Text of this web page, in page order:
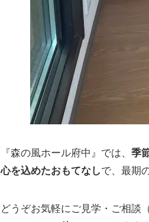
『森の風ホール府中』では、 季
心を込めたおもてなしで、最期
どうぞお気軽にご見学・ご相談